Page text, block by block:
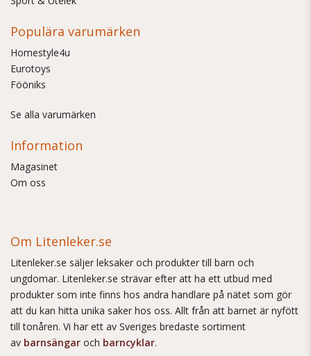
Populära varumärken
Homestyle4u
Eurotoys
Fööniks
Se alla varumärken
Information
Magasinet
Om oss
Om Litenleker.se
Litenleker.se säljer leksaker och produkter till barn och
ungdomar. Litenleker.se strävar efter att ha ett utbud med
produkter som inte finns hos andra handlare på nätet som gör
att du kan hitta unika saker hos oss. Allt från att barnet är nyfött
till tonåren. Vi har ett av Sveriges bredaste sortiment
av barnsängar och barncyklar.